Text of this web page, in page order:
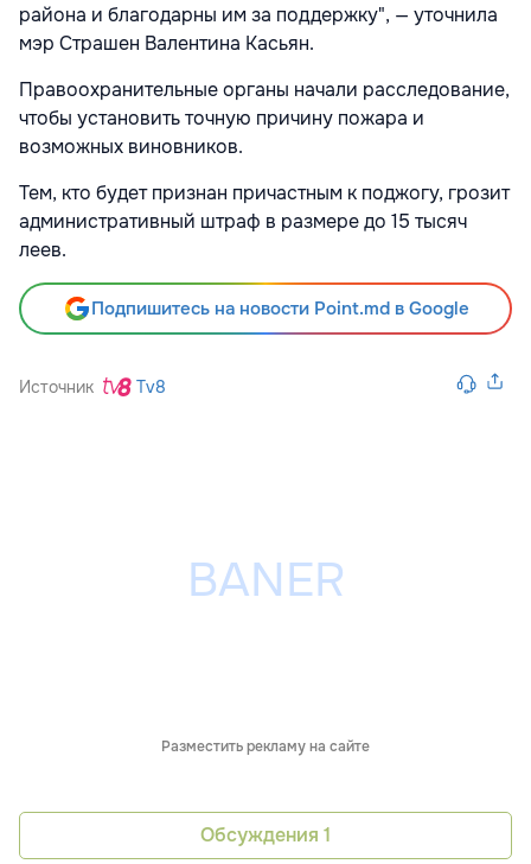
района и благодарны им за поддержку", — уточнила
мэр Страшен Валентина Касьян.
Правоохранительные органы начали расследование,
чтобы установить точную причину пожара и
возможных виновников.
Тем, кто будет признан причастным к поджогу, грозит
административный штраф в размере до 15 тысяч
леев.
Подпишитесь на новости Point.md в Google
Источник Tv8
Разместить рекламу на сайте
Обсуждения 1